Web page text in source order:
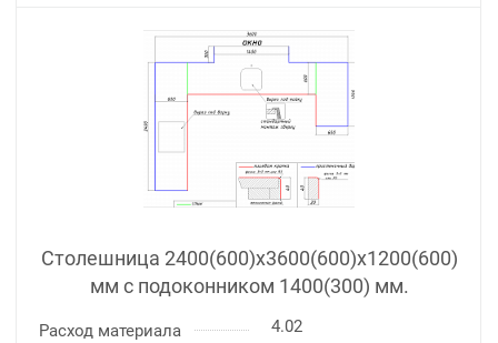
Столешница 2400(600)х3600(600)x1200(600)
мм с подоконником 1400(300) мм.
Расход материала
4.02